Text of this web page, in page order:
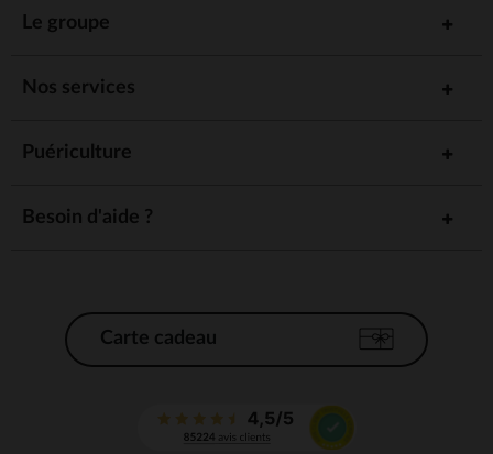
Le groupe
Nos services
Puériculture
Besoin d'aide ?
Carte cadeau